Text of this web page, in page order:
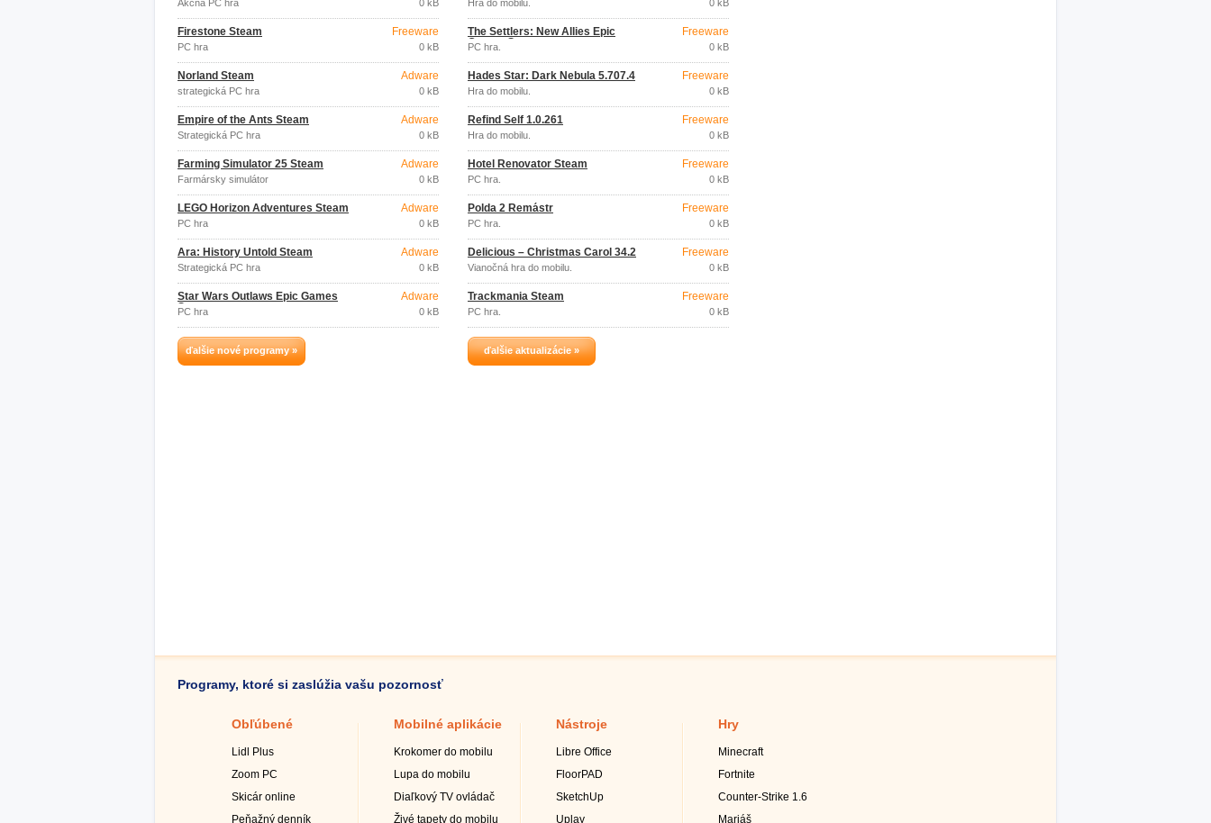
Akčná PC hra 0 kB
Firestone Steam
PC hra
Freeware
0 kB
Norland Steam
strategická PC hra
Adware
0 kB
Empire of the Ants Steam
Strategická PC hra
Adware
0 kB
Farming Simulator 25 Steam
Farmársky simulátor
Adware
0 kB
LEGO Horizon Adventures Steam
PC hra
Adware
0 kB
Ara: History Untold Steam
Strategická PC hra
Adware
0 kB
Star Wars Outlaws Epic Games
Store
PC hra
Adware
0 kB
ďalšie nové programy »
Hra do mobilu. 0 kB
The Settlers: New Allies Epic
Games Store
PC hra.
Freeware
0 kB
Hades Star: Dark Nebula 5.707.4
Hra do mobilu.
Freeware
0 kB
Refind Self 1.0.261
Hra do mobilu.
Freeware
0 kB
Hotel Renovator Steam
PC hra.
Freeware
0 kB
Polda 2 Remástr
PC hra.
Freeware
0 kB
Delicious – Christmas Carol 34.2
Vianočná hra do mobilu.
Freeware
0 kB
Trackmania Steam
PC hra.
Freeware
0 kB
ďalšie aktualizácie »
Programy, ktoré si zaslúžia vašu pozornosť
Obľúbené
Lidl Plus
Zoom PC
Skicár online
Peňažný denník
Mobilné aplikácie
Krokomer do mobilu
Lupa do mobilu
Diaľkový TV ovládač
Živé tapety do mobilu
Nástroje
Libre Office
FloorPAD
SketchUp
Uplay
Hry
Minecraft
Fortnite
Counter-Strike 1.6
Mariáš